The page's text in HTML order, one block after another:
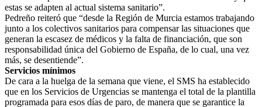
estas se adapten al actual sistema sanitario”.
Pedreño reiteró que “desde la Región de Murcia estamos trabajando
junto a los colectivos sanitarios para compensar las situaciones que
generan la escasez de médicos y la falta de financiación, que son
responsabilidad única del Gobierno de España, de lo cual, una vez
más, se desentiende”.
Servicios mínimos
De cara a la huelga de la semana que viene, el SMS ha establecido
que en los Servicios de Urgencias se mantenga el total de la plantilla
programada para esos días de paro, de manera que se garantice la